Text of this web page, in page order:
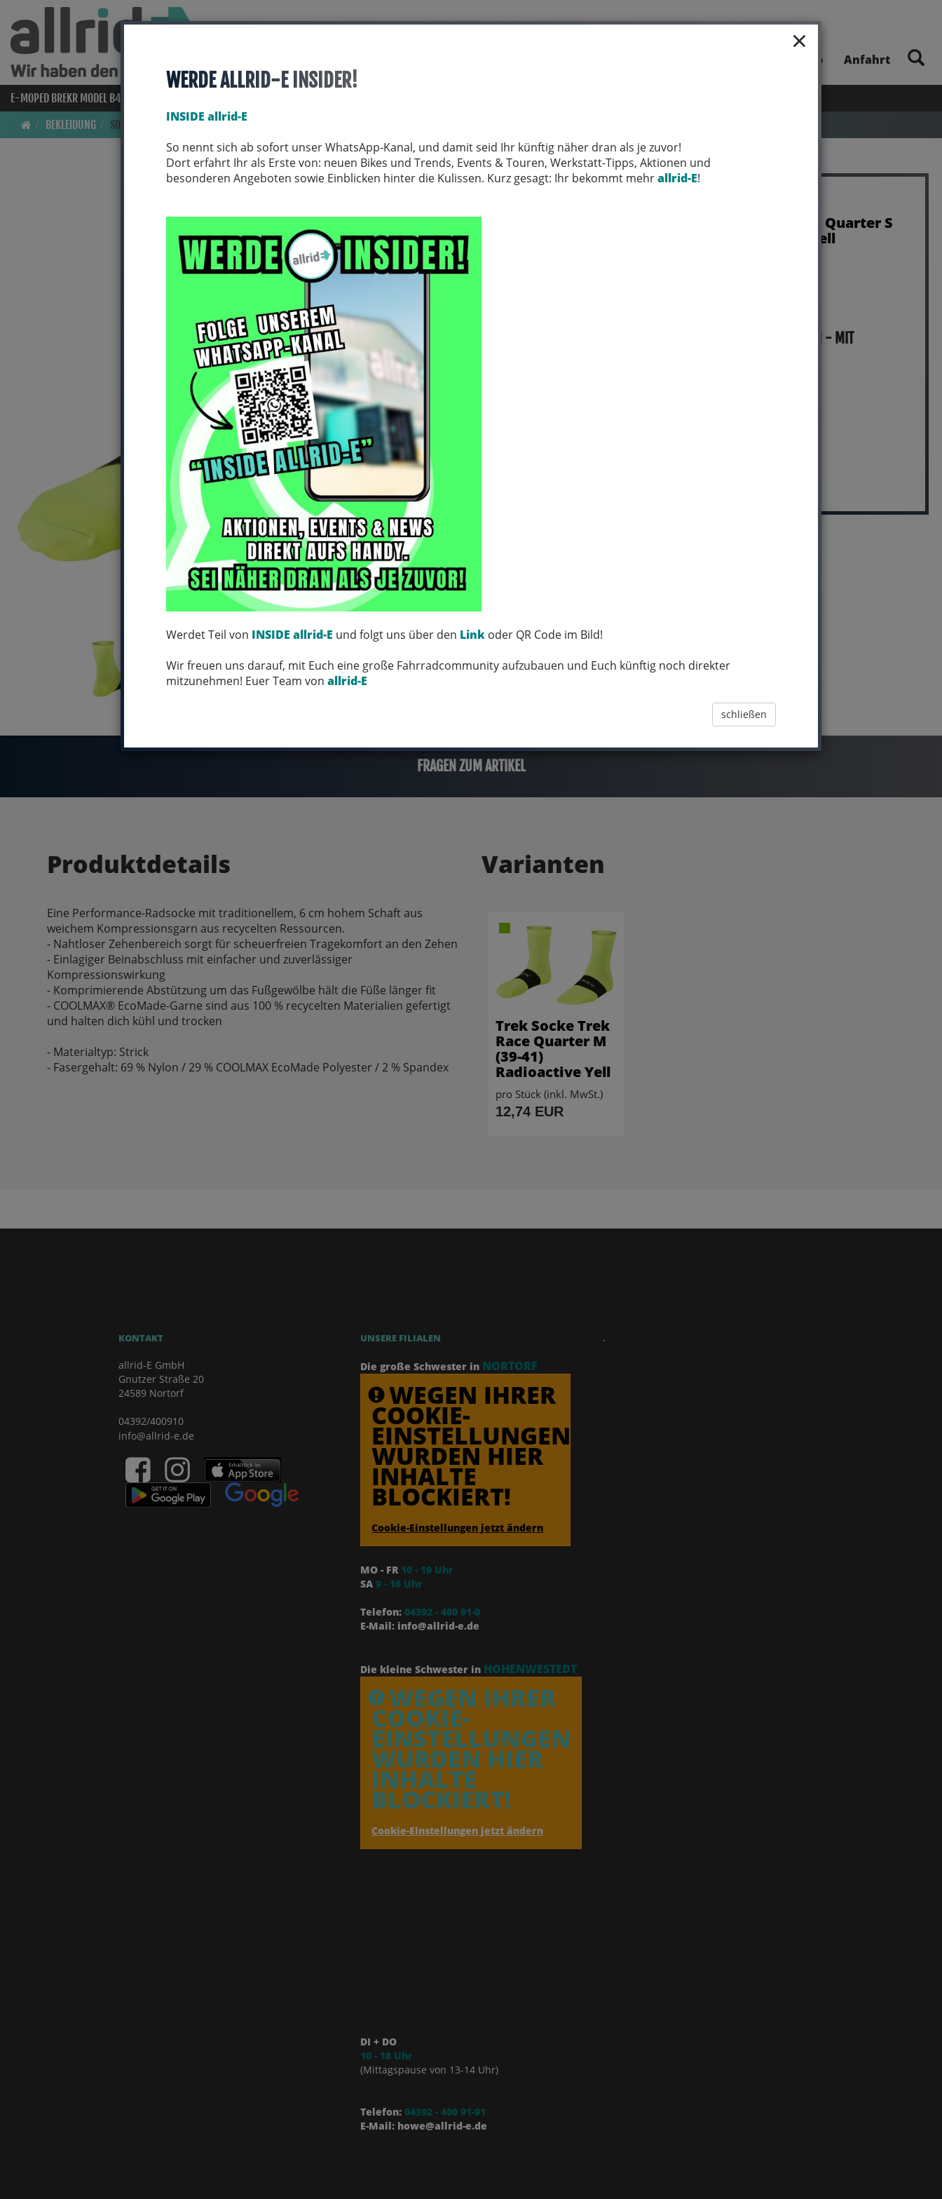
×
WERDE ALLRID-E INSIDER!
INSIDE allrid-E
So nennt sich ab sofort unser WhatsApp-Kanal, und damit seid Ihr künftig näher dran als je zuvor!
Dort erfahrt Ihr als Erste von: neuen Bikes und Trends, Events & Touren, Werkstatt-Tipps, Aktionen und
besonderen Angeboten sowie Einblicken hinter die Kulissen. Kurz gesagt: Ihr bekommt mehrallrid-E!
Werdet Teil von INSIDE allrid-E und folgt uns über den Link oder QR Code im Bild!
Wir freuen uns darauf, mit Euch eine große Fahrradcommunity aufzubauen und Euch künftig noch direkter
mitzunehmen! Euer Team von allrid-E
schließen
Unsere App Anfahrt
E-MOPED BREKR MODEL B4000
BEKLEIDUNG
SOCKEN
Trek Socke Trek Race Quarter S
(35-38) Radioactive Yell
MICH KANNST DU BESTELLEN - MIT
FRAGEN ZUM ARTIKEL
Produktdetails
Eine Performance-Radsocke mit traditionellem, 6 cm hohem Schaft aus
weichem Kompressionsgarn aus recycelten Ressourcen.
- Nahtloser Zehenbereich sorgt für scheuerfreien Tragekomfort an den Zehen
- Einlagiger Beinabschluss mit einfacher und zuverlässiger
Kompressionswirkung
- Komprimierende Abstützung um das Fußgewölbe hält die Füße länger fit
- COOLMAX® EcoMade-Garne sind aus 100 % recycelten Materialien gefertigt
und halten dich kühl und trocken
- Materialtyp: Strick
- Fasergehalt: 69 % Nylon / 29 % COOLMAX EcoMade Polyester / 2 % Spandex
Varianten
Trek Socke Trek
Race Quarter M
(39-41)
Radioactive Yell
pro Stück (inkl. MwSt.)
12,74 EUR
KONTAKT
allrid-E GmbH
Gnutzer Straße 20
24589 Nortorf
04392/400910
info@allrid-e.de
UNSERE FILIALEN
Die große Schwester in NORTORF
WEGEN IHRER
COOKIE-
EINSTELLUNGEN
WURDEN HIER
INHALTE
BLOCKIERT!
Cookie-Einstellungen jetzt ändern
MO - FR 10 - 19 Uhr
SA9 - 16 Uhr
Telefon: 04392 - 400 91-0
E-Mail: info@allrid-e.de
Die kleine Schwester in HOHENWESTEDT
WEGEN IHRER
COOKIE-
EINSTELLUNGEN
WURDEN HIER
INHALTE
BLOCKIERT!
Cookie-Einstellungen jetzt ändern
DI + DO
10 - 18 Uhr
(Mittagspause von 13-14 Uhr)
Telefon: 04392 - 400 91-91
E-Mail: howe@allrid-e.de
.